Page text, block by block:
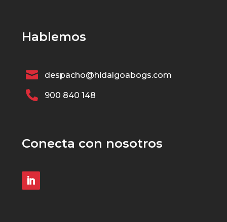
Hablemos
 despacho@hidalgoabogs.com
 900 840 148
Conecta con nosotros